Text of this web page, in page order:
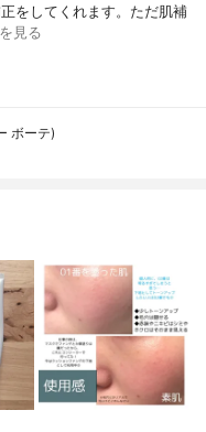
をしてくれます。ただ肌補
見る
ボーテ)